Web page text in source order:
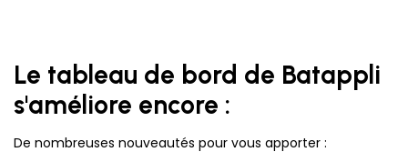
Le tableau de bord de Batappli
s'améliore encore :
De nombreuses nouveautés pour vous apporter :